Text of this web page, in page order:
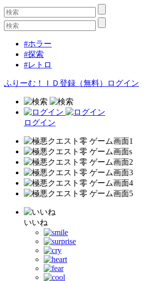
#ホラー
#探索
#レトロ
ふりーむ！ＩＤ登録（無料） ログイン
ログイン
いいね